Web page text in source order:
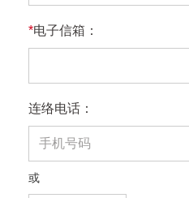
*电子信箱：
连络电话：
或